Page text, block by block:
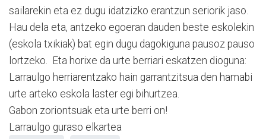
sailarekin eta ez dugu idatzizko erantzun seriorik jaso.
Hau dela eta, antzeko egoeran dauden beste eskolekin
(eskola txikiak) bat egin dugu dagokiguna pausoz pauso
lortzeko. Eta horixe da urte berriari eskatzen dioguna:
Larraulgo herriarentzako hain garrantzitsua den hamabi
urte arteko eskola laster egi bihurtzea.
Gabon zoriontsuak eta urte berri on!
Larraulgo guraso elkartea